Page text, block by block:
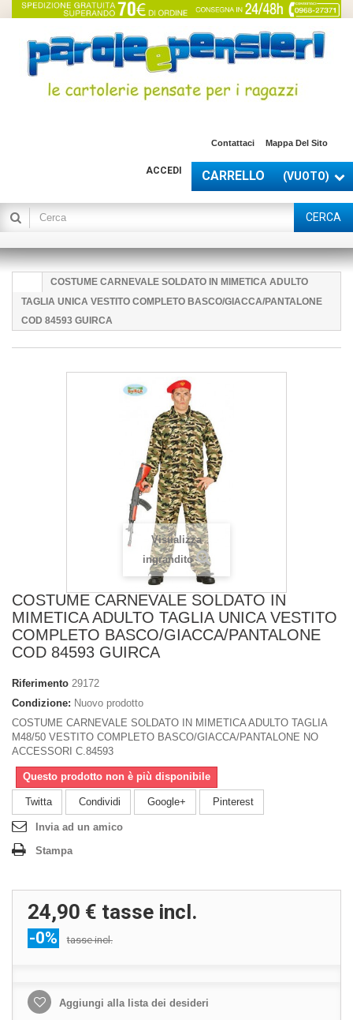
Contattaci Mappa Del Sito
CARRELLO (VUOTO)
ACCEDI
CERCA
COSTUME CARNEVALE SOLDATO IN MIMETICA ADULTO
TAGLIA UNICA VESTITO COMPLETO BASCO/GIACCA/PANTALONE
COD 84593 GUIRCA
Visualizza
ingrandito
COSTUME CARNEVALE SOLDATO IN
MIMETICA ADULTO TAGLIA UNICA VESTITO
COMPLETO BASCO/GIACCA/PANTALONE
COD 84593 GUIRCA
Riferimento 29172
Condizione: Nuovo prodotto
COSTUME CARNEVALE SOLDATO IN MIMETICA ADULTO TAGLIA
M48/50 VESTITO COMPLETO BASCO/GIACCA/PANTALONE NO
ACCESSORI C.84593
Questo prodotto non è più disponibile
Twitta Condividi Google+ Pinterest
Invia ad un amico
Stampa
24,90 € tasse incl.
-0% tasse incl.
Aggiungi alla lista dei desideri